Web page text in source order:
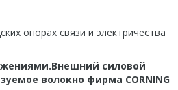
опорах связи и электричества
силовой
волокно фирма CORNING